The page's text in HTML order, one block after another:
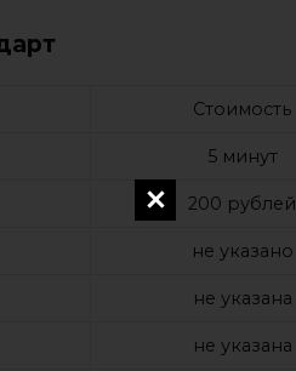
Стоимость
5 минут
200 рублей
не указано
не указана
не указана